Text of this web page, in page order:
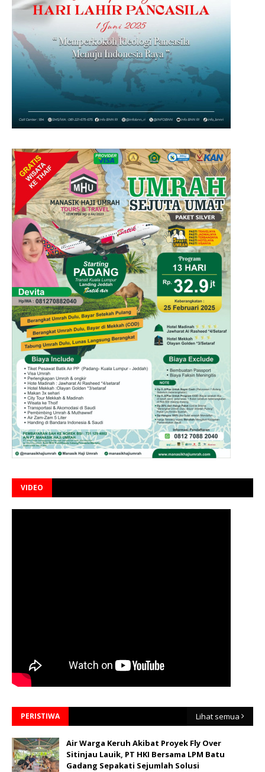
VIDEO
PERISTIWA Lihat semua
Air Warga Keruh Akibat Proyek Fly Over
Sitinjau Lauik, PT HKI Bersama LPM Batu
Gadang Sepakati Sejumlah Solusi